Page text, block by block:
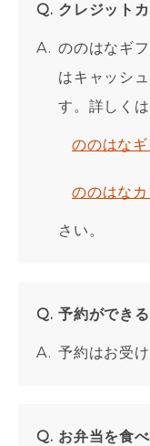
クレジット
ののはなギ
はキャッシ
す。詳しく
ののはな
ののはなカ
さい。
予約ができ
予約はお受
お弁当を食